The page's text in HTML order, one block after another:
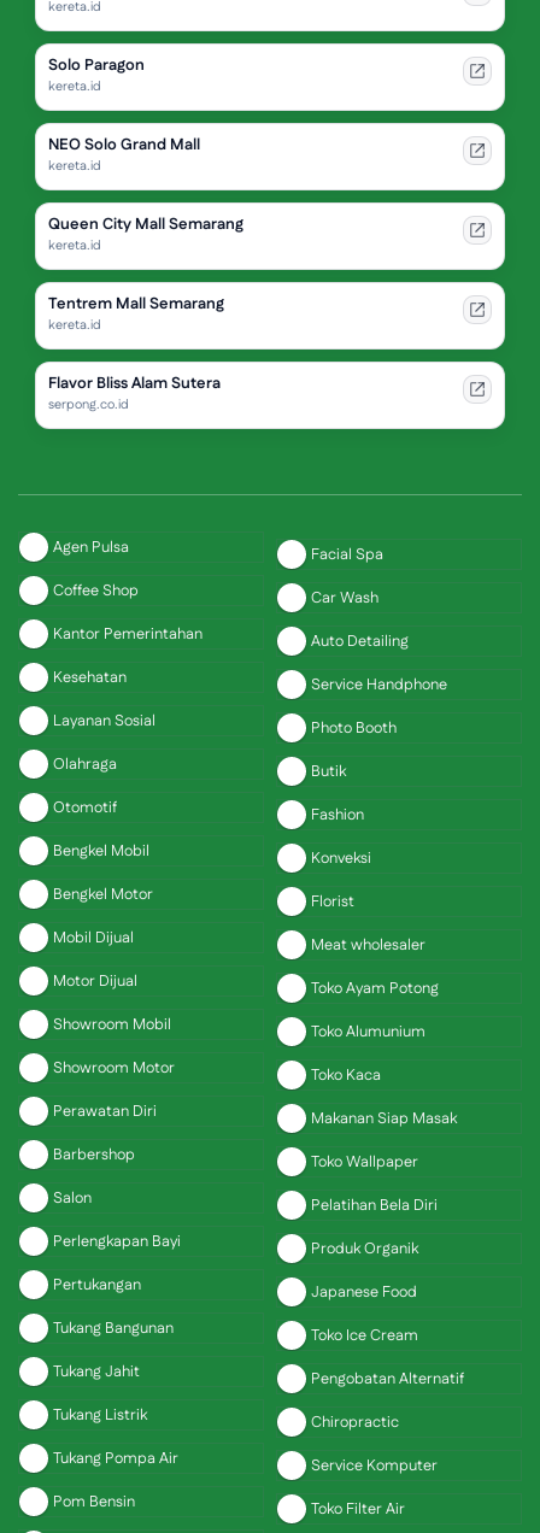
kereta.id
Solo Paragon
kereta.id
NEO Solo Grand Mall
kereta.id
Queen City Mall Semarang
kereta.id
Tentrem Mall Semarang
kereta.id
Flavor Bliss Alam Sutera
serpong.co.id
Agen Pulsa
Coffee Shop
Kantor Pemerintahan
Kesehatan
Layanan Sosial
Olahraga
Otomotif
Bengkel Mobil
Bengkel Motor
Mobil Dijual
Motor Dijual
Showroom Mobil
Showroom Motor
Perawatan Diri
Barbershop
Salon
Perlengkapan Bayi
Pertukangan
Tukang Bangunan
Tukang Jahit
Tukang Listrik
Tukang Pompa Air
Pom Bensin
Facial Spa
Car Wash
Auto Detailing
Service Handphone
Photo Booth
Butik
Fashion
Konveksi
Florist
Meat wholesaler
Toko Ayam Potong
Toko Alumunium
Toko Kaca
Makanan Siap Masak
Toko Wallpaper
Pelatihan Bela Diri
Produk Organik
Japanese Food
Toko Ice Cream
Pengobatan Alternatif
Chiropractic
Service Komputer
Toko Filter Air